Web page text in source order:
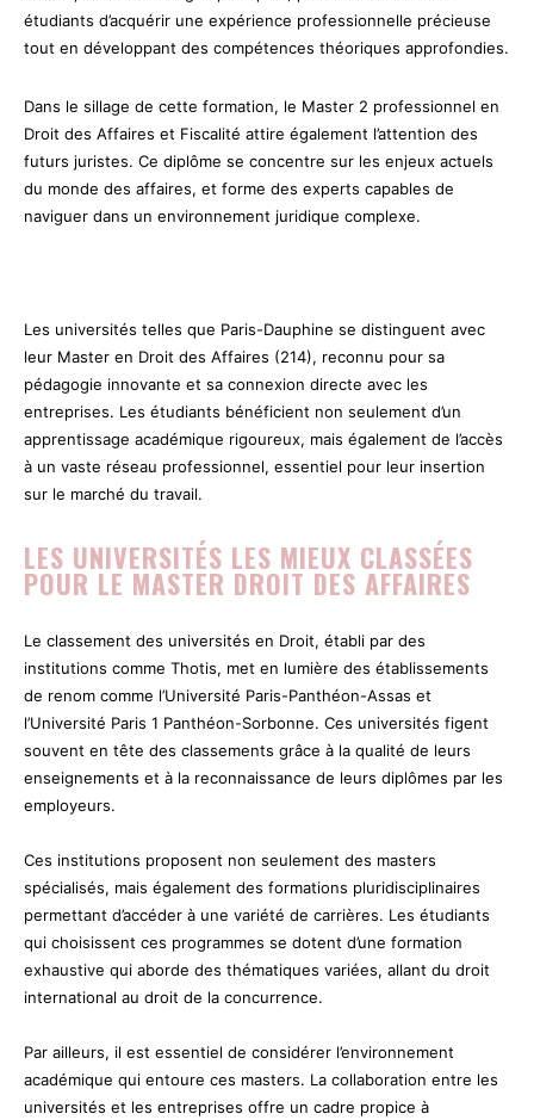
étudiants d’acquérir une expérience professionnelle précieuse
tout en développant des compétences théoriques approfondies.
Dans le sillage de cette formation, le Master 2 professionnel en
Droit des Affaires et Fiscalité attire également l’attention des
futurs juristes. Ce diplôme se concentre sur les enjeux actuels
du monde des affaires, et forme des experts capables de
naviguer dans un environnement juridique complexe.
Les universités telles que Paris-Dauphine se distinguent avec
leur Master en Droit des Affaires (214), reconnu pour sa
pédagogie innovante et sa connexion directe avec les
entreprises. Les étudiants bénéficient non seulement d’un
apprentissage académique rigoureux, mais également de l’accès
à un vaste réseau professionnel, essentiel pour leur insertion
sur le marché du travail.
LES UNIVERSITÉS LES MIEUX CLASSÉES
POUR LE MASTER DROIT DES AFFAIRES
Le classement des universités en Droit, établi par des
institutions comme Thotis, met en lumière des établissements
de renom comme l’Université Paris-Panthéon-Assas et
l’Université Paris 1 Panthéon-Sorbonne. Ces universités figent
souvent en tête des classements grâce à la qualité de leurs
enseignements et à la reconnaissance de leurs diplômes par les
employeurs.
Ces institutions proposent non seulement des masters
spécialisés, mais également des formations pluridisciplinaires
permettant d’accéder à une variété de carrières. Les étudiants
qui choisissent ces programmes se dotent d’une formation
exhaustive qui aborde des thématiques variées, allant du droit
international au droit de la concurrence.
Par ailleurs, il est essentiel de considérer l’environnement
académique qui entoure ces masters. La collaboration entre les
universités et les entreprises offre un cadre propice à